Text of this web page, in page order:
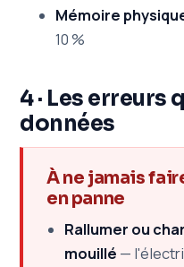
Mémoire
10 %
4 · Les
données
À ne jamais
en panne
Rallumer ou
mouillé —